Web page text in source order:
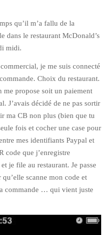
qu’il m’a fallu de la
dans le restaurant McDonald’s
midi.
je me suis connecté
Choix du restaurant.
propose soit un paiement
J’avais décidé de ne pas sortir
ma CB non plus (bien que tu
fois et cocher une case pour
mes identifiants Paypal et
code que j’enregistre
je file au restaurant. Je passe
scanne mon code et
commande … qui vient juste